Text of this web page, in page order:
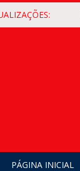
PÁGINA INICIAL